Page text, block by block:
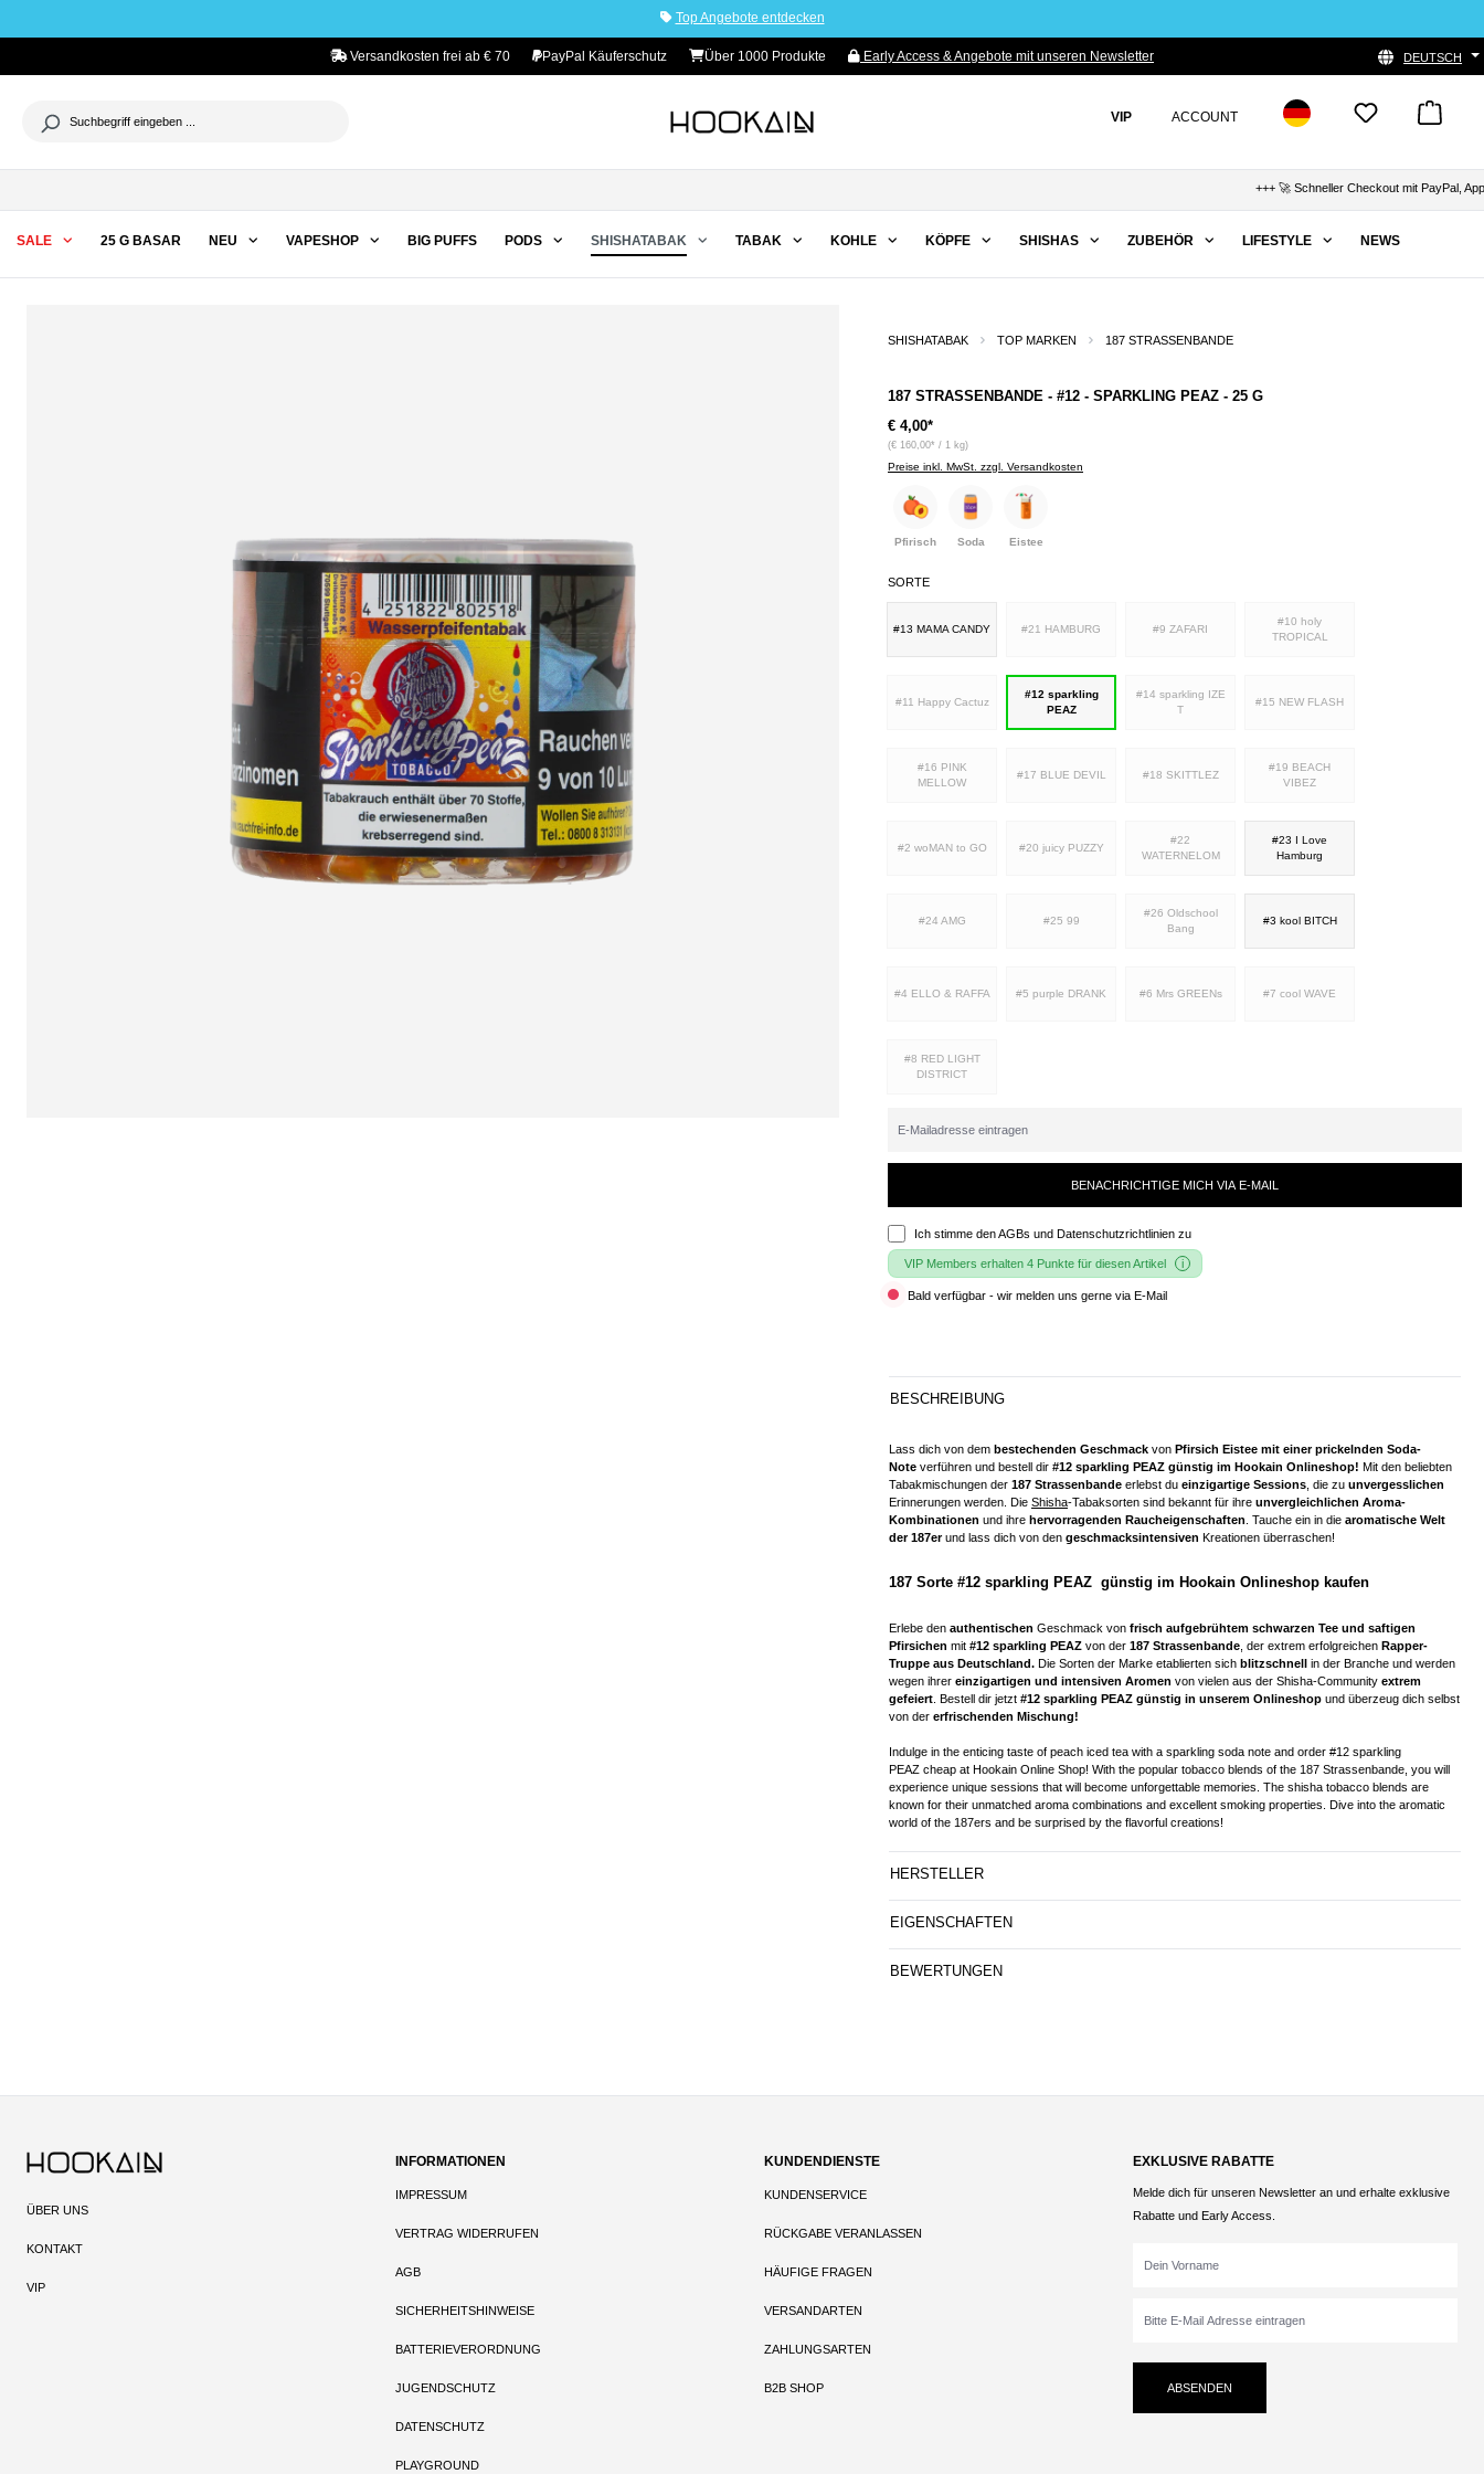
Top Angebote entdecken
Versandkosten frei ab € 70 PayPal Käuferschutz Über 1000 Produkte Early Access & Angebote mit unseren Newsletter DEUTSCH
VIP ACCOUNT
+++ 🚀 Schneller Checkout mit PayPal, Apple
SALE 25 G BASAR NEU VAPESHOP BIG PUFFS PODS SHISHATABAK TABAK KOHLE KÖPFE SHISHAS ZUBEHÖR LIFESTYLE NEWS
SHISHATABAK TOP MARKEN 187 STRASSENBANDE
187 STRASSENBANDE - #12 - SPARKLING PEAZ - 25 G
€ 4,00*
(€ 160,00* / 1 kg)
Preise inkl. MwSt. zzgl. Versandkosten
Pfirisch Soda Eistee
SORTE
#13 MAMA CANDY #21 HAMBURG #9 ZAFARI
#10 holy
TROPICAL
#11 Happy Cactuz
#12 sparkling
PEAZ
#14 sparkling IZE
T
#15 NEW FLASH
#16 PINK
MELLOW
#17 BLUE DEVIL #18 SKITTLEZ
#19 BEACH
VIBEZ
#2 woMAN to GO #20 juicy PUZZY
#22
WATERNELOM
#23 I Love
Hamburg
#24 AMG #25 99
#26 Oldschool
Bang
#3 kool BITCH
#4 ELLO & RAFFA #5 purple DRANK #6 Mrs GREENs #7 cool WAVE
#8 RED LIGHT
DISTRICT
BENACHRICHTIGE MICH VIA E-MAIL
Ich stimme denAGBs und Datenschutzrichtlinien zu
VIP Members erhalten 4 Punkte für diesen Artikel
Bald verfügbar - wir melden uns gerne via E-Mail
BESCHREIBUNG
Lass dich von dem bestechenden Geschmack von Pfirsich Eistee mit einer prickelnden Soda-
Note verführen und bestell dir #12 sparkling PEAZ günstig im Hookain Onlineshop! Mit den beliebten
Tabakmischungen der 187 Strassenbande erlebst du einzigartige Sessions , die zu unvergesslichen
Erinnerungen werden. Die Shisha-Tabaksorten sind bekannt für ihre unvergleichlichen Aroma-
Kombinationen und ihre hervorragenden Raucheigenschaften . Tauche ein in die aromatische Welt
der 187erund lass dich von den geschmacksintensiven Kreationen überraschen!
187 Sorte #12 sparkling PEAZ günstig im Hookain Onlineshop kaufen
Erlebe den authentischen Geschmack von frisch aufgebrühtem schwarzen Tee und saftigen
Pfirsichen mit #12 sparkling PEAZ von der 187 Strassenbande , der extrem erfolgreichen Rapper-
Truppe aus Deutschland. Die Sorten der Marke etablierten sich blitzschnell in der Branche und werden
wegen ihrer einzigartigen und intensiven Aromen von vielen aus der Shisha-Community extrem
gefeiert . Bestell dir jetzt #12 sparkling PEAZ günstig in unserem Onlineshop und überzeug dich selbst
von der erfrischenden Mischung!
Indulge in the enticing taste of peach iced tea with a sparkling soda note and order #12 sparkling
PEAZ cheap at Hookain Online Shop! With the popular tobacco blends of the 187 Strassenbande, you will
experience unique sessions that will become unforgettable memories. The shisha tobacco blends are
known for their unmatched aroma combinations and excellent smoking properties. Dive into the aromatic
world of the 187ers and be surprised by the flavorful creations!
HERSTELLER
EIGENSCHAFTEN
BEWERTUNGEN
ÜBER UNS
KONTAKT
VIP
INFORMATIONEN
IMPRESSUM
VERTRAG WIDERRUFEN
AGB
SICHERHEITSHINWEISE
BATTERIEVERORDNUNG
JUGENDSCHUTZ
DATENSCHUTZ
PLAYGROUND
KUNDENDIENSTE
KUNDENSERVICE
RÜCKGABE VERANLASSEN
HÄUFIGE FRAGEN
VERSANDARTEN
ZAHLUNGSARTEN
B2B SHOP
EXKLUSIVE RABATTE
Melde dich für unseren Newsletter an und erhalte exklusive
Rabatte und Early Access.
ABSENDEN